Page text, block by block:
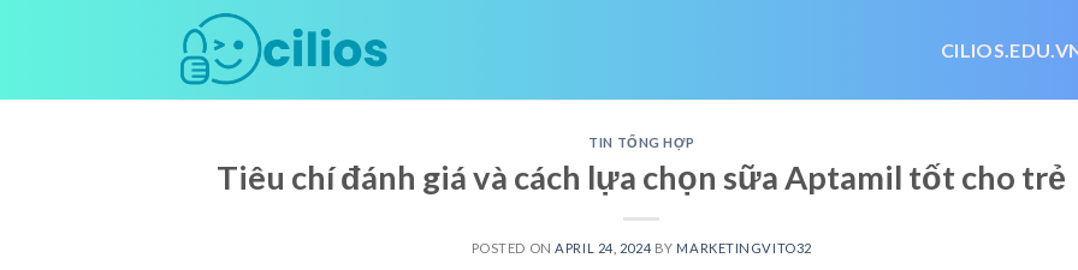
TIN TỔNG HỢP
Tiêu chí đánh giá và cách lựa chọn sữa Aptamil tốt cho trẻ
POSTED ON APRIL 24, 2024 BY MARKETINGVITO32